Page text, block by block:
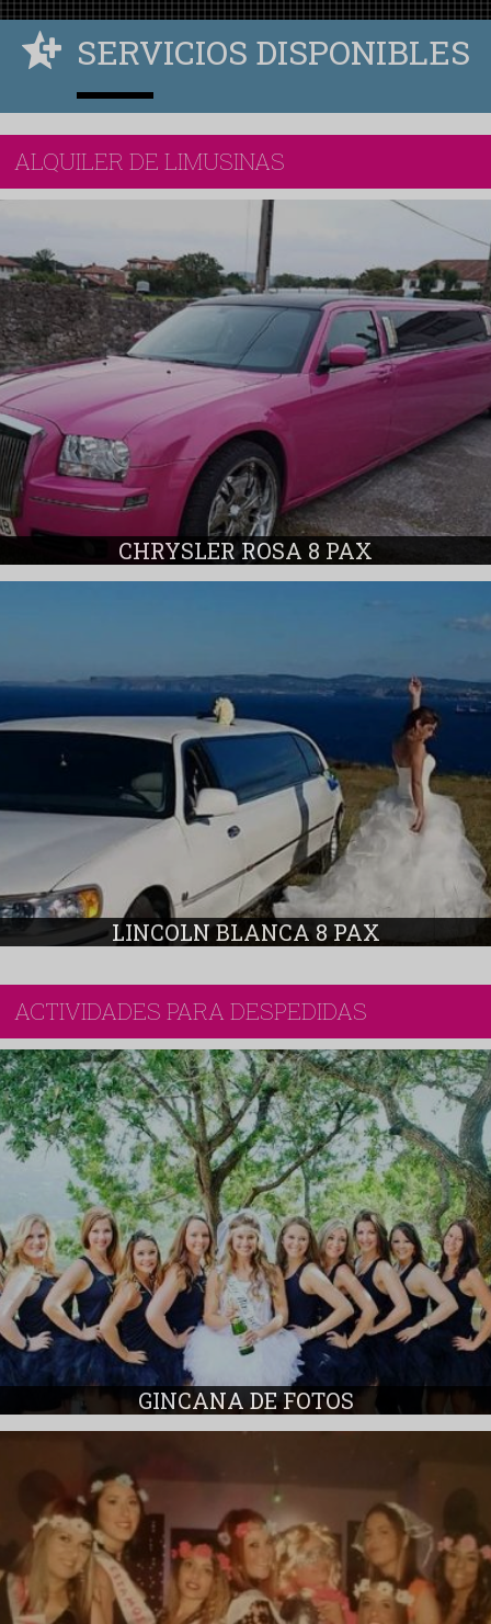
SERVICIOS DISPONIBLES
ALQUILER DE LIMUSINAS
CHRYSLER ROSA 8 PAX
LINCOLN BLANCA 8 PAX
ACTIVIDADES PARA DESPEDIDAS
GINCANA DE FOTOS